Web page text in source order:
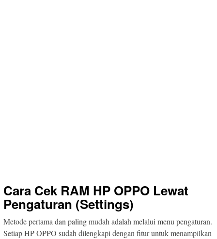
Cara Cek RAM HP OPPO Lewat
Pengaturan (Settings)
Metode pertama dan paling mudah adalah melalui menu pengaturan.
Setiap HP OPPO sudah dilengkapi dengan fitur untuk menampilkan